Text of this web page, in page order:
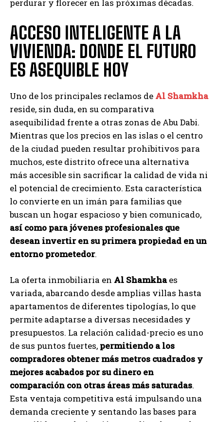
perdurar y florecer en las próximas décadas.
ACCESO INTELIGENTE A LA
VIVIENDA: DONDE EL FUTURO
ES ASEQUIBLE HOY
Uno de los principales reclamos de Al Shamkha
reside, sin duda, en su comparativa
asequibilidad frente a otras zonas de Abu Dabi.
Mientras que los precios en las islas o el centro
de la ciudad pueden resultar prohibitivos para
muchos, este distrito ofrece una alternativa
más accesible sin sacrificar la calidad de vida ni
el potencial de crecimiento. Esta característica
lo convierte en un imán para familias que
buscan un hogar espacioso y bien comunicado,
así como para jóvenes profesionales que
desean invertir en su primera propiedad en un
entorno prometedor.
La oferta inmobiliaria en Al Shamkhaes
variada, abarcando desde amplias villas hasta
apartamentos de diferentes tipologías, lo que
permite adaptarse a diversas necesidades y
presupuestos. La relación calidad-precio es uno
de sus puntos fuertes, permitiendo a los
compradores obtener más metros cuadrados y
mejores acabados por su dinero en
comparación con otras áreas más saturadas.
Esta ventaja competitiva está impulsando una
demanda creciente y sentando las bases para